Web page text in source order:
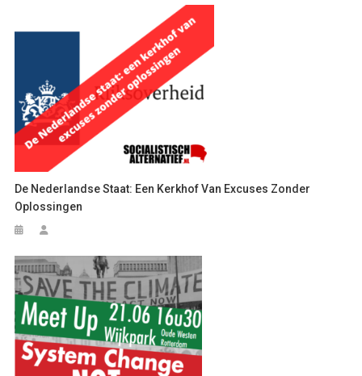
De Nederlandse Staat: Een Kerkhof Van Excuses Zonder
Oplossingen